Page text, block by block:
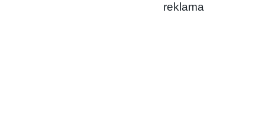
reklama